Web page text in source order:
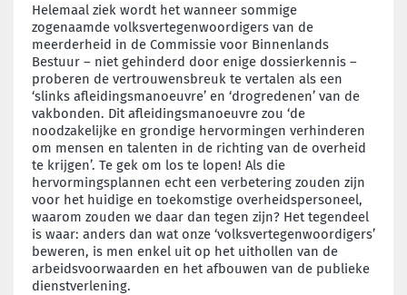
Helemaal ziek wordt het wanneer sommige
zogenaamde volksvertegenwoordigers van de
meerderheid in de Commissie voor Binnenlands
Bestuur – niet gehinderd door enige dossierkennis –
proberen de vertrouwensbreuk te vertalen als een
‘slinks afleidingsmanoeuvre’ en ‘drogredenen’ van de
vakbonden. Dit afleidingsmanoeuvre zou ‘de
noodzakelijke en grondige hervormingen verhinderen
om mensen en talenten in de richting van de overheid
te krijgen’. Te gek om los te lopen! Als die
hervormingsplannen echt een verbetering zouden zijn
voor het huidige en toekomstige overheidspersoneel,
waarom zouden we daar dan tegen zijn? Het tegendeel
is waar: anders dan wat onze ‘volksvertegenwoordigers’
beweren, is men enkel uit op het uithollen van de
arbeidsvoorwaarden en het afbouwen van de publieke
dienstverlening.